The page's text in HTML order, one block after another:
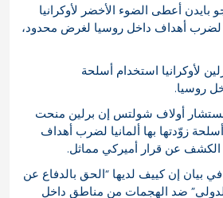
بايدن أعطى الضوء الأخضر لأوكرانيا
لضرب أهداف داخل روسيا لغرض محدود،
لأوكرانيا استخدام أسلحة
روسيا.
أولاف شولتس إن برلين منحت
زوّدتها بها ألمانيا لضرب أهداف
الكشف عن قرار أميركي مماثل.
بيان إن كييف لديها “الحق بالدفاع عن
ضد الهجمات من مناطق داخل